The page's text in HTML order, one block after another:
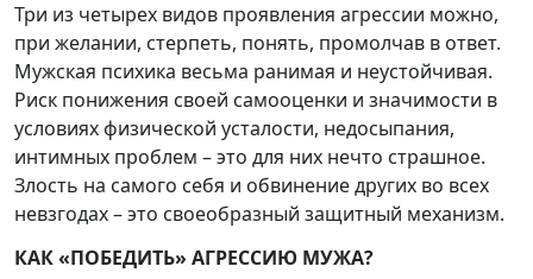
Три из четырех видов проявления агрессии можно,
при желании, стерпеть, понять, промолчав в ответ.
Мужская психика весьма ранимая и неустойчивая.
Риск понижения своей самооценки и значимости в
условиях физической усталости, недосыпания,
интимных проблем – это для них нечто страшное.
Злость на самого себя и обвинение других во всех
невзгодах – это своеобразный защитный механизм.
КАК «ПОБЕДИТЬ» АГРЕССИЮ МУЖА?